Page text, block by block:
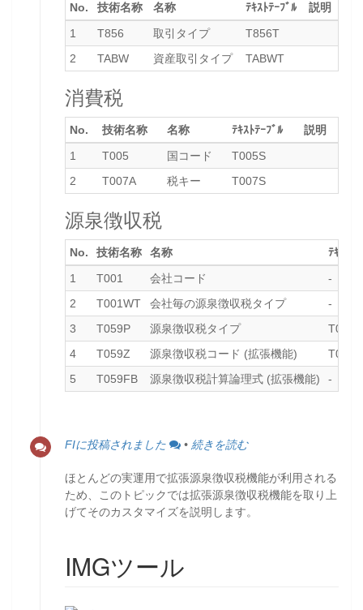
No. 技術名称 名称 ﾃｷｽﾄﾃｰﾌﾞﾙ
説明
1
T856 取引タイプ
T856T
2
TABW 資産取引タイプ TABWT
消費税
No. 技術名称 名称 ﾃｷｽﾄﾃｰﾌﾞﾙ
説明
1
T005 国コード
T005S
2
T007A 税キー T007S
源泉徴収税
No. 技術名称 名称
ﾃｷｽﾄﾃ
1
T001 会社コード
-
2
T001WT 会社毎の源泉徴収税タイプ
-
3
T059P 源泉徴収税タイプ
T059U
4
T059Z 源泉徴収税コード (拡張機能)
5
T059FB 源泉徴収税計算論理式 (拡張機能) -
FIに投稿されました • 続きを読む
ほとんどの実運用で拡張源泉徴収税機能が利用される
ため、このトピックでは拡張源泉徴収税機能を取り上
げてそのカスタマイズを説明します。
IMGツール